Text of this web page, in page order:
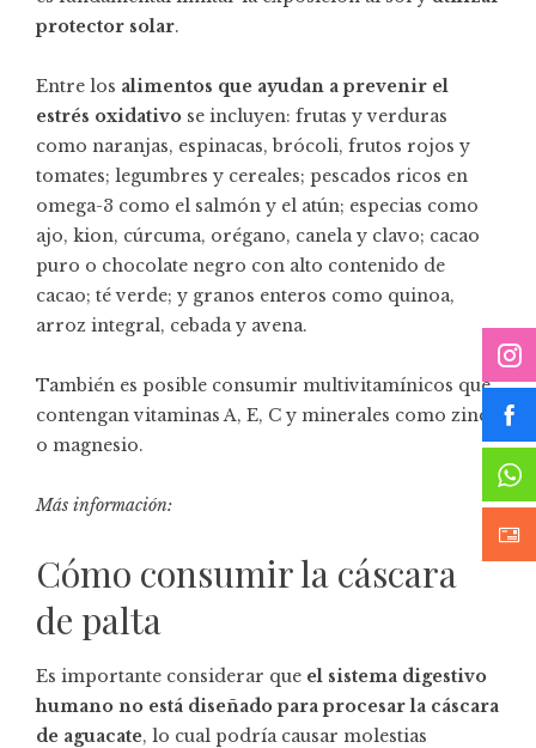
protector solar.
Entre los alimentos que ayudan a prevenir el
estrés oxidativo se incluyen: frutas y verduras
como naranjas, espinacas, brócoli, frutos rojos y
tomates; legumbres y cereales; pescados ricos en
omega-3 como el salmón y el atún; especias como
ajo, kion, cúrcuma, orégano, canela y clavo; cacao
puro o chocolate negro con alto contenido de
cacao; té verde; y granos enteros como quinoa,
arroz integral, cebada y avena.
También es posible consumir multivitamínicos que
contengan vitaminas A, E, C y minerales como zinc
o magnesio.
Más información:
Cómo consumir la cáscara
de palta
Es importante considerar que el sistema digestivo
humano no está diseñado para procesar la cáscara
de aguacate, lo cual podría causar molestias